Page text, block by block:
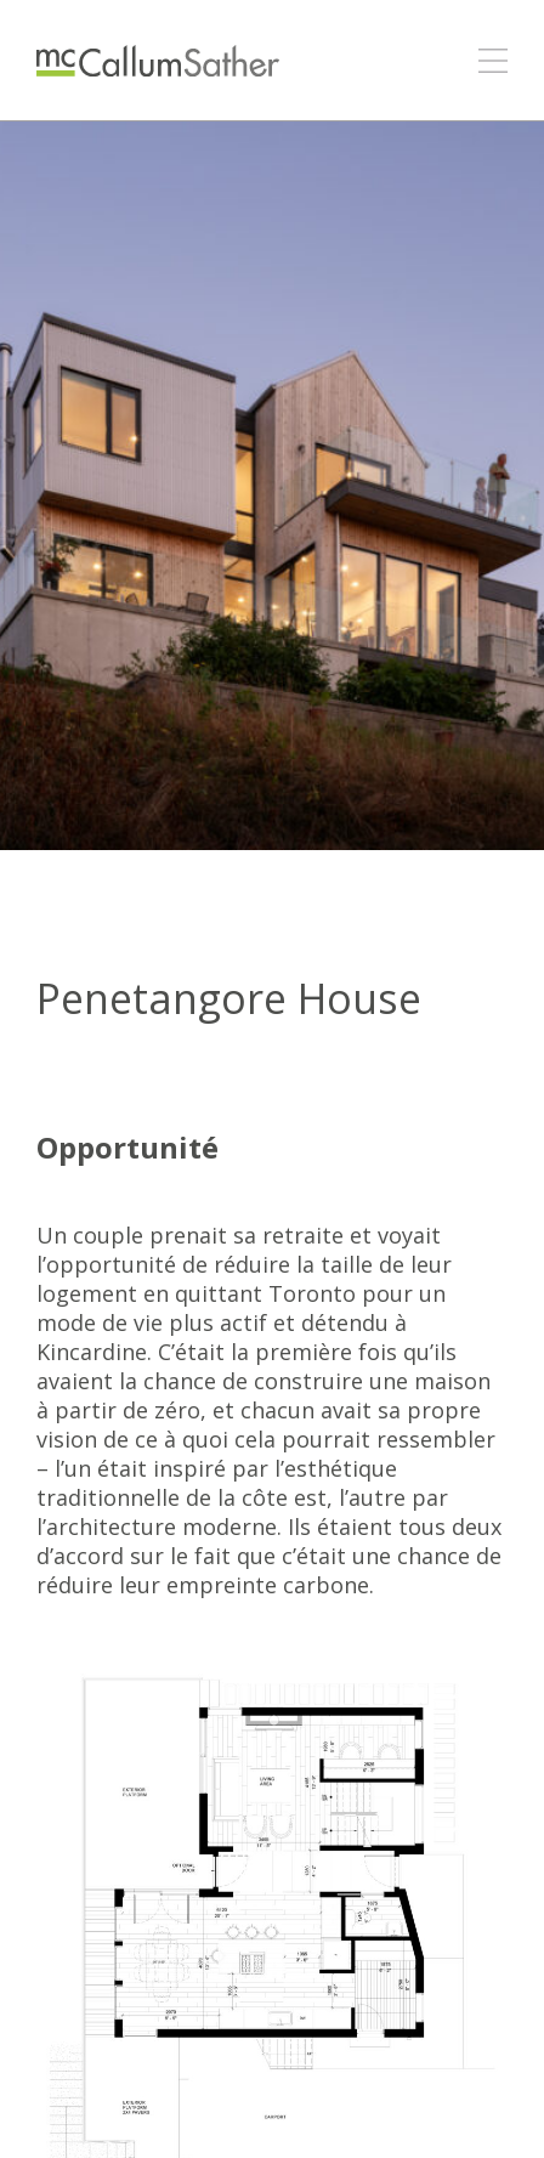
Penetangore House
Opportunité
Un couple prenait sa retraite et voyait
l’opportunité de réduire la taille de leur
logement en quittant Toronto pour un
mode de vie plus actif et détendu à
Kincardine. C’était la première fois qu’ils
avaient la chance de construire une maison
à partir de zéro, et chacun avait sa propre
vision de ce à quoi cela pourrait ressembler
– l’un était inspiré par l’esthétique
traditionnelle de la côte est, l’autre par
l’architecture moderne. Ils étaient tous deux
d’accord sur le fait que c’était une chance de
réduire leur empreinte carbone.